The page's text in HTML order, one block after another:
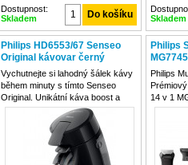
Dostupnost:
Skladem
Skladem
Philips HD6553/67 Senseo
Original kávovar černý
Vychutnejte si lahodný šálek kávy
během minuty s tímto Senseo
Original. Unikátní káva boost a
technologie Crema Plus poskytuje
ještě plnější a bohatší chuť s extra
jemnou a jemnou vrstvou krému. S
přístrojem Philips Senseo Original
Philips
1
Philips
14 v 1
úpravu